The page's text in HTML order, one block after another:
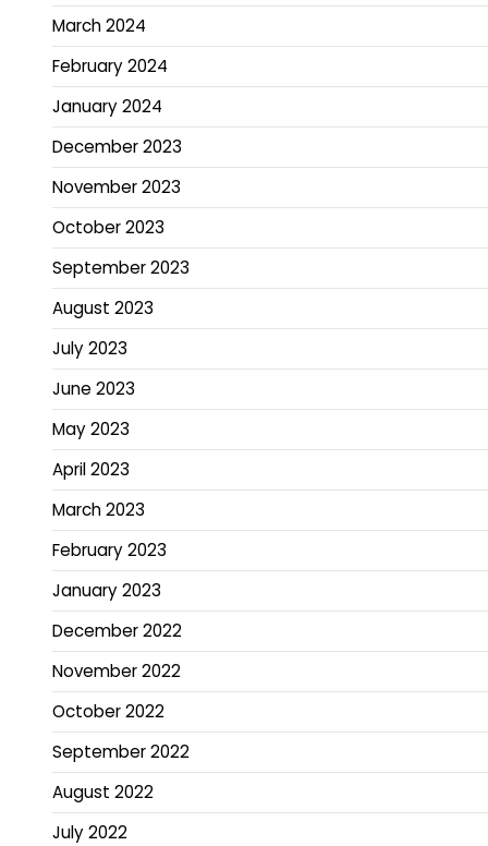
March 2024
February 2024
January 2024
December 2023
November 2023
October 2023
September 2023
August 2023
July 2023
June 2023
May 2023
April 2023
March 2023
February 2023
January 2023
December 2022
November 2022
October 2022
September 2022
August 2022
July 2022